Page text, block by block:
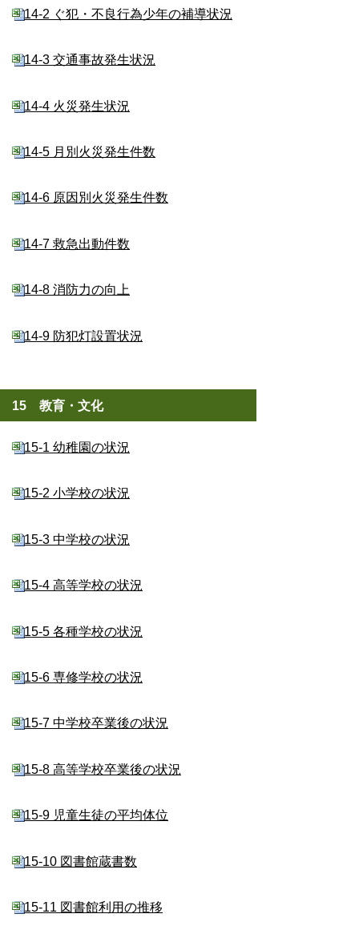
14-2 ぐ犯・不良行為少年の補導状況
14-3 交通事故発生状況
14-4 火災発生状況
14-5 月別火災発生件数
14-6 原因別火災発生件数
14-7 救急出動件数
14-8 消防力の向上
14-9 防犯灯設置状況
15 教育・文化
15-1 幼稚園の状況
15-2 小学校の状況
15-3 中学校の状況
15-4 高等学校の状況
15-5 各種学校の状況
15-6 専修学校の状況
15-7 中学校卒業後の状況
15-8 高等学校卒業後の状況
15-9 児童生徒の平均体位
15-10 図書館蔵書数
15-11 図書館利用の推移